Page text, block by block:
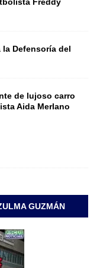
Freddy
Defensoría del
de lujoso carro
Aida Merlano
GUZMÁN